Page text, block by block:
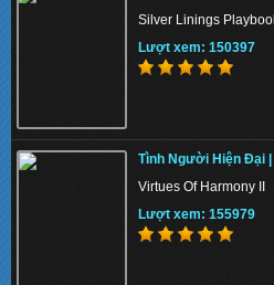
Silver Linings
Lượt xem: 150397
Tình Người Hiện Đại
Virtues Of Harmony II
Lượt xem: 155979